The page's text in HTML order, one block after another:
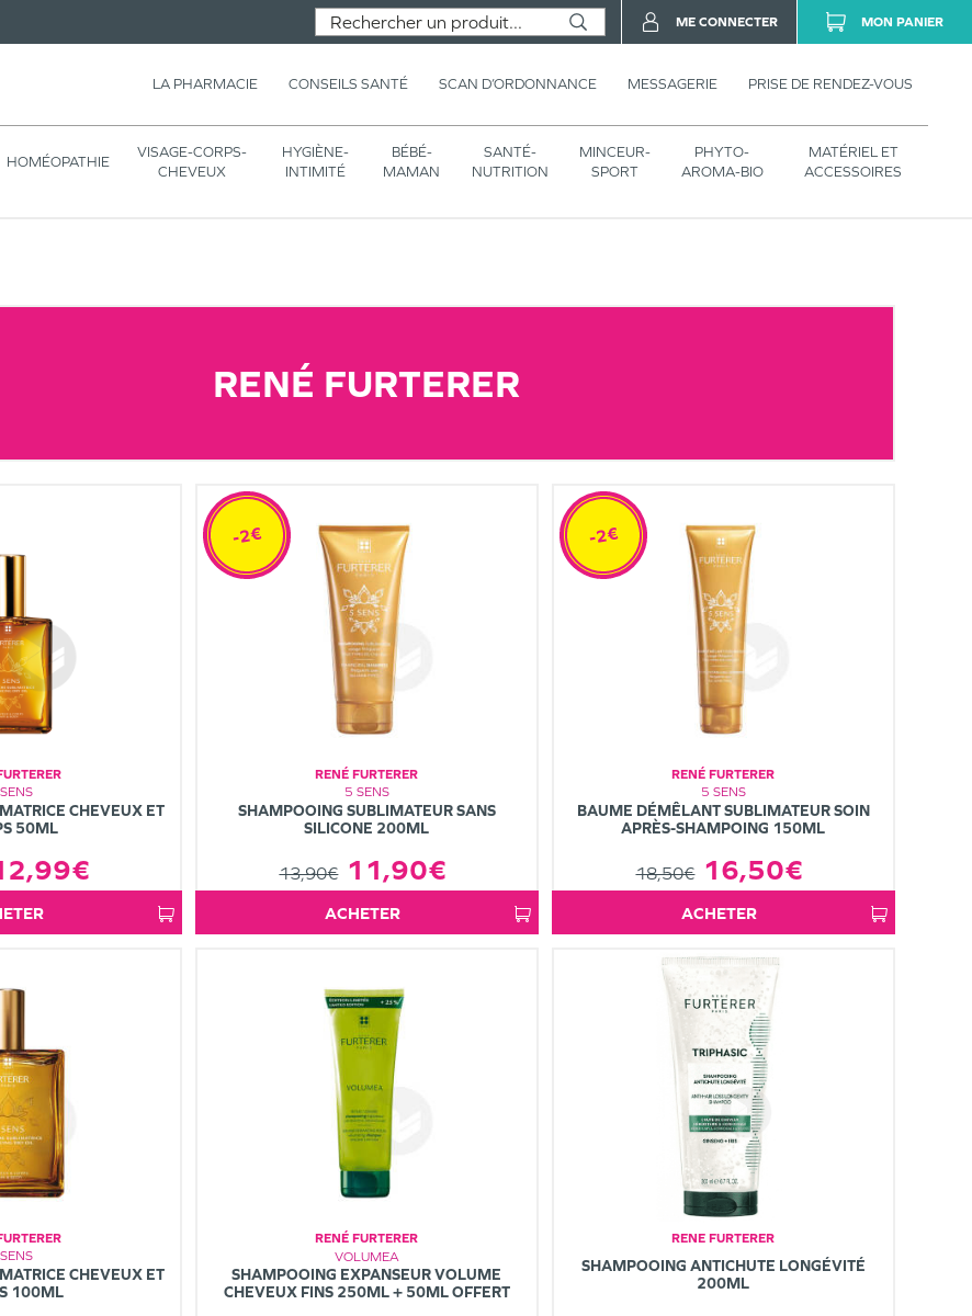
LA PHARMACIE CONSEILS SANTÉ SCAN D’ORDONNANCE MESSAGERIE PRISE DE RENDEZ-VOUS
HOMÉOPATHIE
VISAGE-CORPS-
CHEVEUX
HYGIÈNE-
INTIMITÉ
BÉBÉ-
MAMAN
SANTÉ-
NUTRITION
MINCEUR-
SPORT
PHYTO-
AROMA-BIO
MATÉRIEL ET
ACCESSOIRES
ME CONNECTER MON PANIER
RENÉ FURTERER
CHEVEUX ET
50ML
RENÉ FURTERER
5 SENS
SHAMPOOING SUBLIMATEUR SANS
SILICONE 200ML
13,90€ 11,90€
-2€
ACHETER
RENÉ FURTERER
5 SENS
BAUME DÉMÊLANT SUBLIMATEUR SOIN
APRÈS-SHAMPOING 150ML
18,50€ 16,50€
-2€
ACHETER
CHEVEUX ET
100ML
RENÉ FURTERER
VOLUMEA
SHAMPOOING EXPANSEUR VOLUME
CHEVEUX FINS 250ML + 50ML OFFERT
RENE FURTERER
SHAMPOOING ANTICHUTE LONGÉVITÉ
200ML